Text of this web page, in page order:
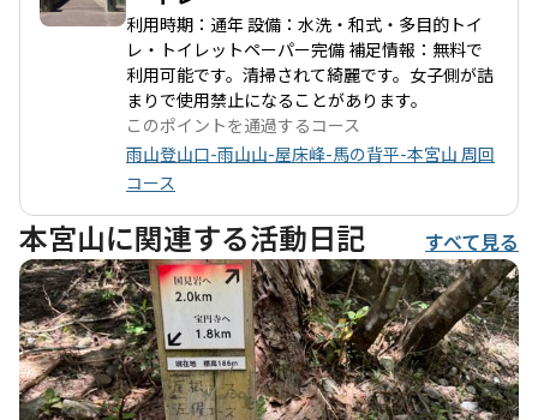
利用時期：通年 設備：水洗・和式・多目的トイ
レ・トイレットペーパー完備 補足情報：無料で
利用可能です。清掃されて綺麗です。女子側が詰
まりで使用禁止になることがあります。
このポイントを通過するコース
雨山登山口-雨山山-屋床峰-馬の背平-本宮山 周回
コース
本宮山に関連する活動日記 すべて見る